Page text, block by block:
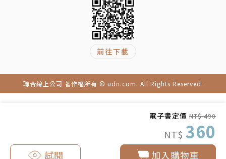
電子書定價 NT$ 490
NT$ 360
加入購物車
試閱
前往下載
聯合線上公司 著作權所有 © udn.com. All Rights Reserved.